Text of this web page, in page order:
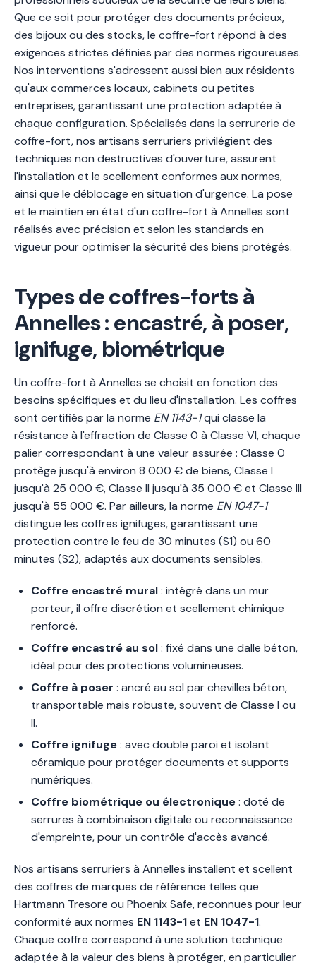
Que ce soit pour protéger des documents précieux,
des bijoux ou des stocks, le coffre-fort répond à des
exigences strictes définies par des normes rigoureuses.
Nos interventions s'adressent aussi bien aux résidents
qu'aux commerces locaux, cabinets ou petites
entreprises, garantissant une protection adaptée à
chaque configuration. Spécialisés dans la serrurerie de
coffre-fort, nos artisans serruriers privilégient des
techniques non destructives d'ouverture, assurent
l'installation et le scellement conformes aux normes,
ainsi que le déblocage en situation d'urgence. La pose
et le maintien en état d'un coffre-fort à Annelles sont
réalisés avec précision et selon les standards en
vigueur pour optimiser la sécurité des biens protégés.
Types de coffres-forts à
Annelles : encastré, à poser,
ignifuge, biométrique
Un coffre-fort à Annelles se choisit en fonction des
besoins spécifiques et du lieu d'installation. Les coffres
sont certifiés par la norme EN 1143-1qui classe la
résistance à l'effraction de Classe 0 à Classe VI, chaque
palier correspondant à une valeur assurée : Classe 0
protège jusqu'à environ 8 000 € de biens, Classe I
jusqu'à 25 000 €, Classe II jusqu'à 35 000 € et Classe III
jusqu'à 55 000 €. Par ailleurs, la norme EN 1047-1
distingue les coffres ignifuges, garantissant une
protection contre le feu de 30 minutes (S1) ou 60
minutes (S2), adaptés aux documents sensibles.
Coffre encastré mural: intégré dans un mur
porteur, il offre discrétion et scellement chimique
renforcé.
Coffre encastré au sol: fixé dans une dalle béton,
idéal pour des protections volumineuses.
Coffre à poser : ancré au sol par chevilles béton,
transportable mais robuste, souvent de Classe I ou
II.
Coffre ignifuge: avec double paroi et isolant
céramique pour protéger documents et supports
numériques.
Coffre biométrique ou électronique: doté de
serrures à combinaison digitale ou reconnaissance
d'empreinte, pour un contrôle d'accès avancé.
Nos artisans serruriers à Annelles installent et scellent
des coffres de marques de référence telles que
Hartmann Tresore ou Phoenix Safe, reconnues pour leur
conformité aux normes EN 1143-1et EN 1047-1.
Chaque coffre correspond à une solution technique
adaptée à la valeur des biens à protéger, en particulier